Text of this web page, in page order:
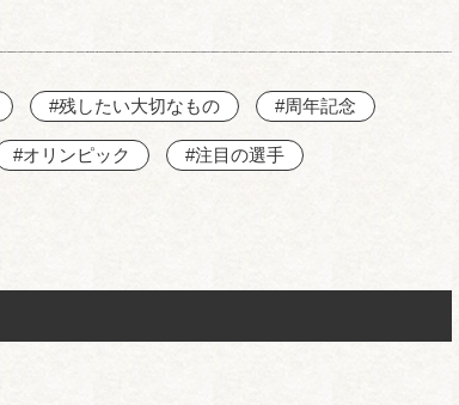
#残したい大切なもの #周年記念
#オリンピック #注目の選手